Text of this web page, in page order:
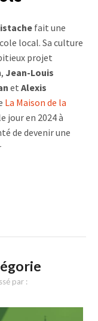
fait une
local. Sa culture
projet
, Jean-Louis
et Alexis
La Maison de la
jour en 2024 à
de devenir une
par :